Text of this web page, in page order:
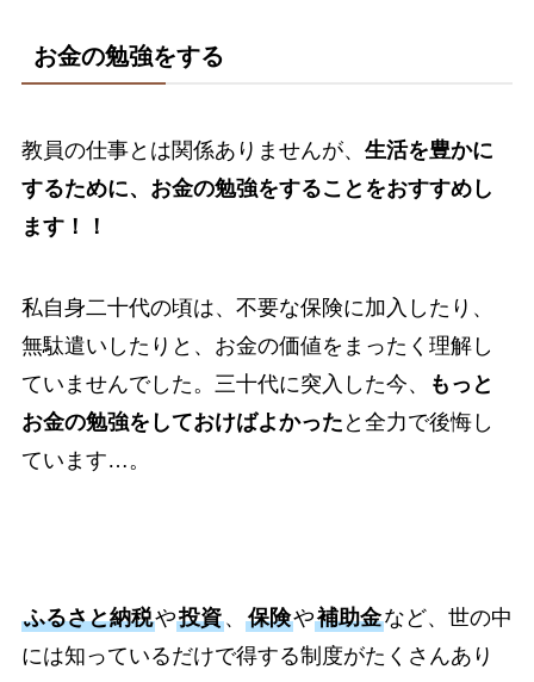
お金の勉強をする
教員の仕事とは関係ありませんが、 生活を豊かに
するために、お金の勉強をすることをおすすめし
ます！！
私自身二十代の頃は、不要な保険に加入したり、
無駄遣いしたりと、お金の価値をまったく理解し
ていませんでした。三十代に突入した今、
もっと
お金の勉強をしておけばよかった と全力で後悔し
ています…。
ふるさと納税や投資、 保険や補助金など、世の中
には知っているだけで得する制度がたくさんあり